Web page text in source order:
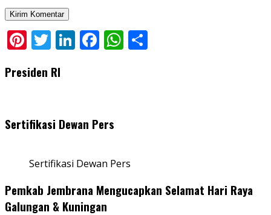
Pinterest
Twitter
LinkedIn
Facebook
WhatsApp
Presiden RI
Sertifikasi Dewan Pers
Sertifikasi Dewan Pers
Pemkab Jembrana Mengucapkan Selamat Hari Raya
Galungan & Kuningan